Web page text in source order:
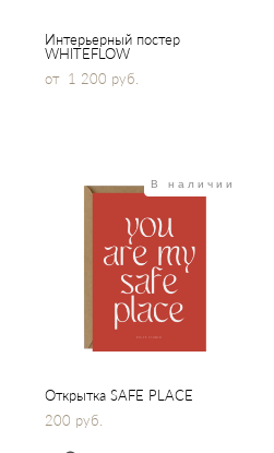
Интерьерный постер
WHITEFLOW
от 1 200 pуб.
В наличии
Открытка SAFE PLACE
200 pуб.